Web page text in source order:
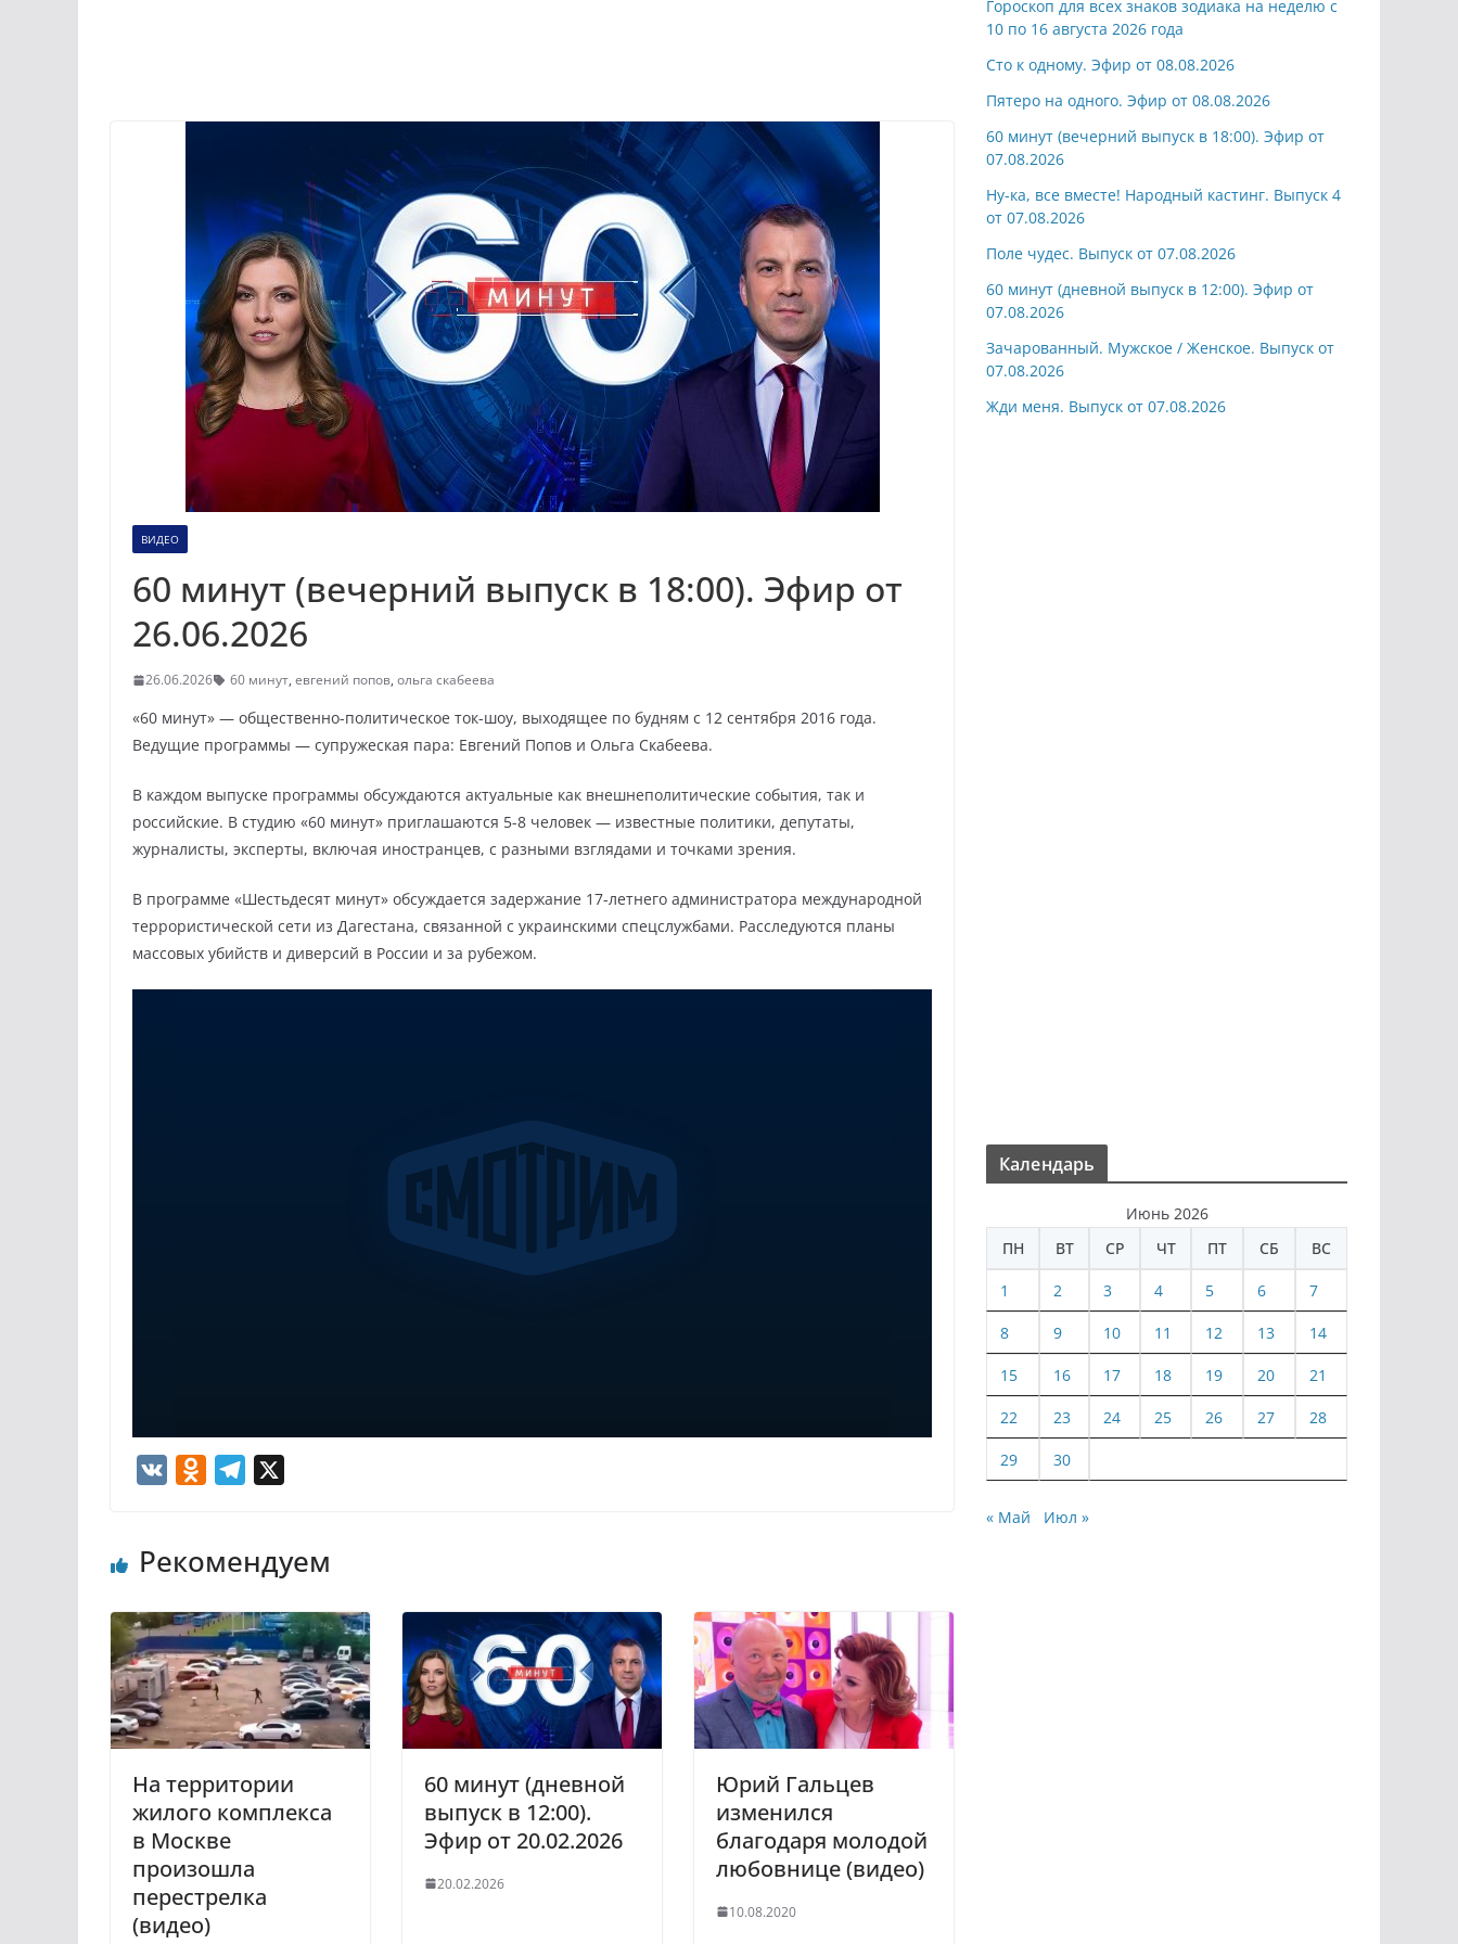
ВИДЕО
60 минут (вечерний выпуск в 18:00). Эфир от
26.06.2026
26.06.2026 60 минут, евгений попов, ольга скабеева
«60 минут» — общественно-политическое ток-шоу, выходящее по будням с 12 сентября 2016 года.
Ведущие программы — супружеская пара: Евгений Попов и Ольга Скабеева.
В каждом выпуске программы обсуждаются актуальные как внешнеполитические события, так и
российские. В студию «60 минут» приглашаются 5-8 человек — известные политики, депутаты,
журналисты, эксперты, включая иностранцев, с разными взглядами и точками зрения.
В программе «Шестьдесят минут» обсуждается задержание 17-летнего администратора международной
террористической сети из Дагестана, связанной с украинскими спецслужбами. Расследуются планы
массовых убийств и диверсий в России и за рубежом.
o
l
a
s
s
n
k
i
e
r
a
m
Рекомендуем
На территории
жилого комплекса
в Москве
произошла
перестрелка
(видео)
60 минут (дневной
выпуск в 12:00).
Эфир от 20.02.2026
20.02.2026
Юрий Гальцев
изменился
благодаря молодой
любовнице (видео)
10.08.2020
Гороскоп для всех знаков зодиака на неделю с
10 по 16 августа 2026 года
Сто к одному. Эфир от 08.08.2026
Пятеро на одного. Эфир от 08.08.2026
60 минут (вечерний выпуск в 18:00). Эфир от
07.08.2026
Ну-ка, все вместе! Народный кастинг. Выпуск 4
от 07.08.2026
Поле чудес. Выпуск от 07.08.2026
60 минут (дневной выпуск в 12:00). Эфир от
07.08.2026
Зачарованный. Мужское / Женское. Выпуск от
07.08.2026
Жди меня. Выпуск от 07.08.2026
Календарь
Июнь 2026
ПН
ВТ СР ЧТ ПТ СБ ВС
1 2 3 4 5 6 7
8 9 10 11 12 13 14
15 16 17 18 19 20 21
22 23 24 25 26 27 28
29 30
« Май Июл »